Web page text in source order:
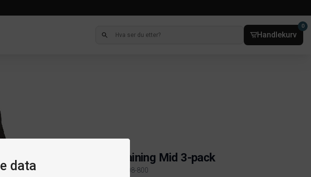
data
Handlekurv
0
Mizuno Training Mid 3-pack
Artikkelnr. 7401-008-800